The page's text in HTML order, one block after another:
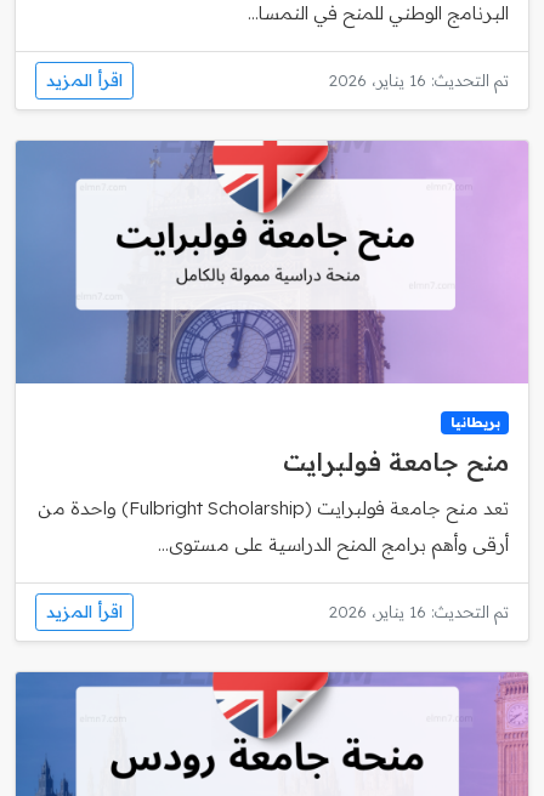
البرنامج الوطني للمنح في النمسا...
تم التحديث: 16 يناير، 2026 اقرأ المزيد
بريطانيا
منح جامعة فولبرايت
تعد منح جامعة فولبرايت (Fulbright Scholarship) واحدة من
أرقى وأهم برامج المنح الدراسية على مستوى...
تم التحديث: 16 يناير، 2026 اقرأ المزيد